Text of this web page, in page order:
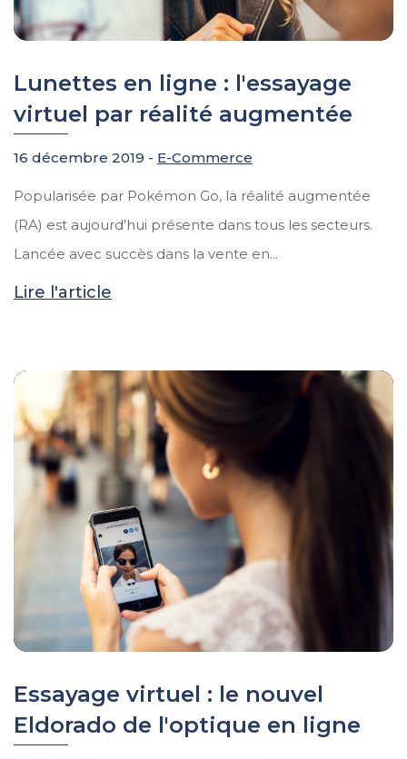
Lunettes en ligne : l'essayage
virtuel par réalité augmentée
16 décembre 2019 - E-Commerce
Popularisée par Pokémon Go, la réalité augmentée
(RA) est aujourd’hui présente dans tous les secteurs.
Lancée avec succès dans la vente en...
Lire l'article
Essayage virtuel : le nouvel
Eldorado de l'optique en ligne